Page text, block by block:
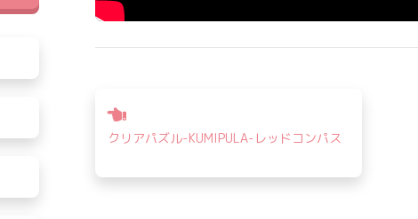
稿
ナ
ビ
クリアパズル-KUMIPULA-レッドコンパス